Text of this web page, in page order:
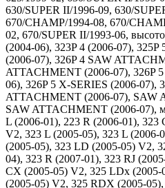
630/SUPER II/1996-09, 630/
670/CHAMP/1994-08, 670/
02, 670/SUPER II/1993-06,
(2004-06), 323P 4 (2006-07),
(2006-07), 326P 4 SAW
ATTACHMENT (2006-07), 326P
06), 326P 5 X-SERIES (2006-07),
ATTACHMENT (2006-07), SAW
SAW ATTACHMENT (2006-07),
L (2006-01), 223 R (2006-01), 323
V2, 323 L (2005-05), 323 L (2006-
(2005-05), 323 LD (2005-05) V2,
04), 323 R (2007-01), 323 RJ
CX (2005-05) V2, 325 LDx
(2005-05) V2, 325 RDX (2005-